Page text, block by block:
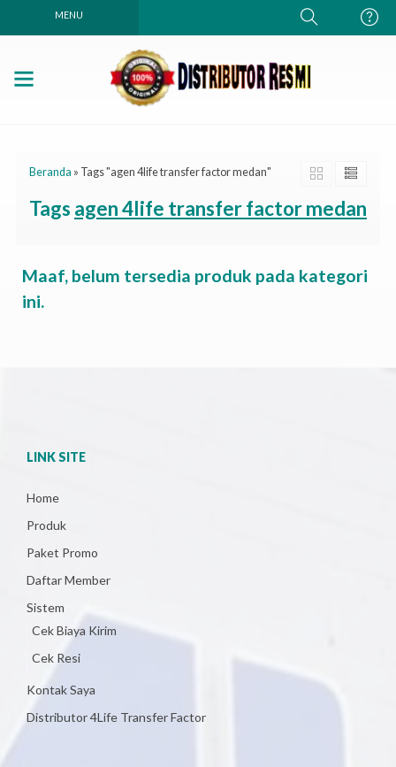
MENU
Beranda » Tags "agen 4life transfer factor medan"
Tags agen 4life transfer factor medan
Maaf, belum tersedia produk pada kategori
ini.
LINK SITE
Home
Produk
Paket Promo
Daftar Member
Sistem
Cek Biaya Kirim
Cek Resi
Kontak Saya
Distributor 4Life Transfer Factor